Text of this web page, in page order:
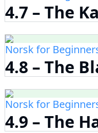
4.7 – The
Norsk for
4.8 – The
Norsk for
4.9 – The